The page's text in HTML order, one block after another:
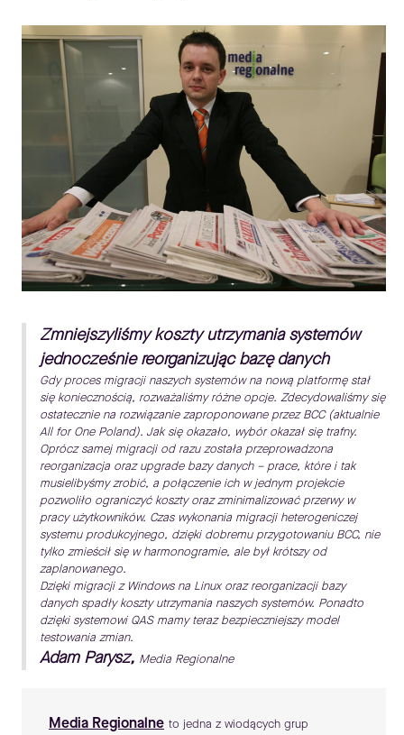
Zmniejszyliśmy koszty utrzymania systemów
jednocześnie reorganizując bazę danych
Gdy proces migracji naszych systemów na nową platformę stał
się koniecznością, rozważaliśmy różne opcje. Zdecydowaliśmy się
ostatecznie na rozwiązanie zaproponowane przez BCC (aktualnie
All for One Poland). Jak się okazało, wybór okazał się trafny.
Oprócz samej migracji od razu została przeprowadzona
reorganizacja oraz upgrade bazy danych – prace, które i tak
musielibyśmy zrobić, a połączenie ich w jednym projekcie
pozwoliło ograniczyć koszty oraz zminimalizować przerwy w
pracy użytkowników. Czas wykonania migracji heterogeniczej
systemu produkcyjnego, dzięki dobremu przygotowaniu BCC, nie
tylko zmieścił się w harmonogramie, ale był krótszy od
zaplanowanego.
Dzięki migracji z Windows na Linux oraz reorganizacji bazy
danych spadły koszty utrzymania naszych systemów. Ponadto
dzięki systemowi QAS mamy teraz bezpieczniejszy model
testowania zmian.
Adam Parysz, Media Regionalne
Media Regionalne to jedna z wiodących grup